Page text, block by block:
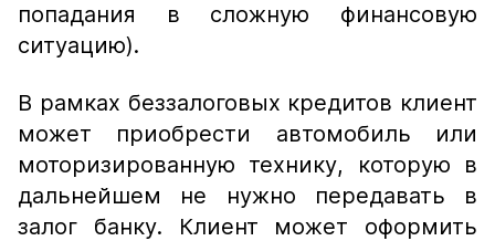
попадания в сложную финансовую
ситуацию).
В рамках беззалоговых кредитов клиент
может приобрести автомобиль или
моторизированную технику, которую в
дальнейшем не нужно передавать в
залог банку. Клиент может оформить